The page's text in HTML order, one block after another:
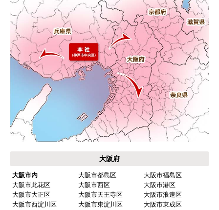
大阪府
大阪市内 大阪市都島区
大阪市福島区
大阪市此花区
大阪市西区
大阪市港区
大阪市大正区
大阪市天王寺区
大阪市浪速区
大阪市西淀川区
大阪市東淀川区
大阪市東成区